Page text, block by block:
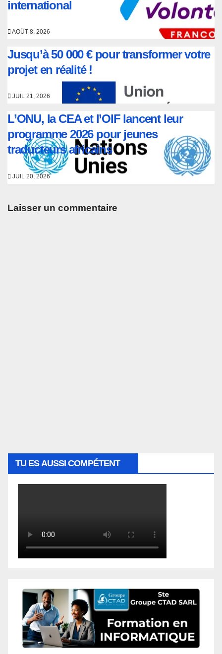
international
AOÛT 8, 2026
Jusqu’à 50 000 € pour transformer votre
projet en réalité !
JUIL 21, 2026
L’ONU, la CEA et l’OIF lancent leur
programme 2026 pour jeunes
traducteurs africains
JUIL 20, 2026
Laisser un commentaire
TU ES AUSSI COMPÉTENT